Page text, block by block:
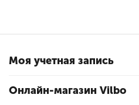
Моя учетная запись
Онлайн-магазин Vilbo